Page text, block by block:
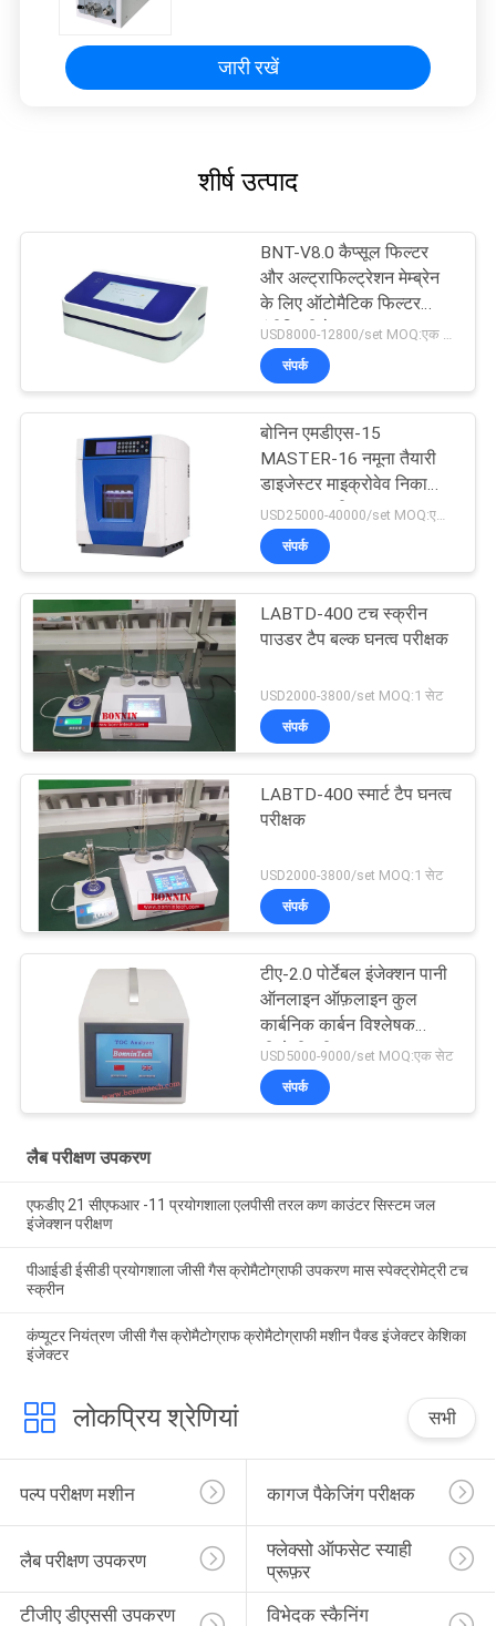
जारी रखें
शीर्ष उत्पाद
BNT-V8.0 कैप्सूल फिल्टर
और अल्ट्राफिल्ट्रेशन मेम्ब्रेन
के लिए ऑटोमैटिक फिल्टर
इंटीग्रिटी टेस्टर
USD8000-12800/set MOQ:एक सेट
संपर्क
बोनिन एमडीएस-15
MASTER-16 नमूना तैयारी
डाइजेस्टर माइक्रोवेव निकासी
पाचन प्रणाली
संपर्क
LABTD-400 टच स्क्रीन
पाउडर टैप बल्क घनत्व परीक्षक
USD2000-3800/set MOQ:1 सेट
संपर्क
LABTD-400 स्मार्ट टैप घनत्व
परीक्षक
USD2000-3800/set MOQ:1 सेट
संपर्क
टीए-2.0 पोर्टेबल इंजेक्शन पानी
ऑनलाइन ऑफ़लाइन कुल
कार्बनिक कार्बन विश्लेषक
टीओसी परीक्षक
USD5000-9000/set MOQ:एक सेट
संपर्क
लैब परीक्षण उपकरण
एफडीए 21 सीएफआर -11 प्रयोगशाला एलपीसी तरल कण काउंटर सिस्टम जल
इंजेक्शन परीक्षण
पीआईडी ​​ईसीडी प्रयोगशाला जीसी गैस क्रोमैटोग्राफी उपकरण मास स्पेक्ट्रोमेट्री टच
स्क्रीन
कंप्यूटर नियंत्रण जीसी गैस क्रोमैटोग्राफ क्रोमैटोग्राफी मशीन पैक्ड इंजेक्टर केशिका
इंजेक्टर
लोकप्रिय श्रेणियां सभी
पल्प परीक्षण मशीन कागज पैकेजिंग परीक्षक
लैब परीक्षण उपकरण
फ्लेक्सो ऑफसेट स्याही
प्रूफ़र
टीजीए डीएससी उपकरण
विभेदक स्कैनिंग